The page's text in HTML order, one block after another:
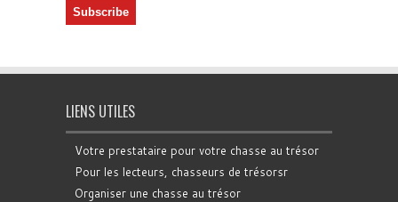
LIENS UTILES
Votre prestataire pour votre chasse au trésor
Pour les lecteurs, chasseurs de trésorsr
Organiser une chasse au trésor